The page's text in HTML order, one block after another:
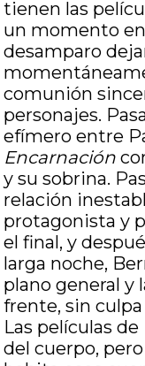
tienen las
un momento
desamparo
comunión
personajes.
efímero entre
Encarnación
y su sobrina.
relación
protagonista y
el final, y
larga noche,
plano general y
frente, sin
Las películas
del cuerpo,